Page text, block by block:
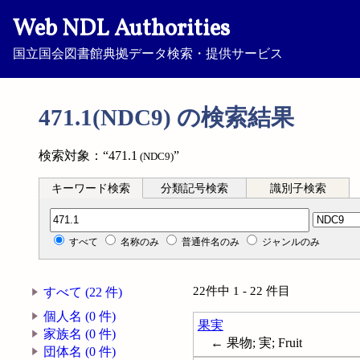
Web NDL Authorities
国立国会図書館典拠データ検索・提供サービス
471.1(NDC9) の検索結果
検索対象：“471.1 (NDC9)”
キーワード検索 分類記号検索 識別子検索
分類記号検索
すべて 名称のみ 普通件名のみ ジャンルのみ
すべて (22 件)
個人名 (0 件)
家族名 (0 件)
団体名 (0 件)
22件中 1 - 22 件目
果実
← 果物; 実; Fruit